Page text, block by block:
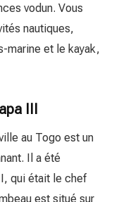
vodun. Vous
nautiques,
marine et le kayak,
III
au Togo est un
Il a été
qui était le chef
est situé sur